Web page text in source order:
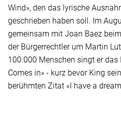
Wind», den das lyrische
geschrieben haben soll. Im
gemeinsam mit Joan Baez
der Bürgerrechtler um Martin
100.000 Menschen singt er das
Comes in» - kurz bevor King
berühmten Zitat «I have a